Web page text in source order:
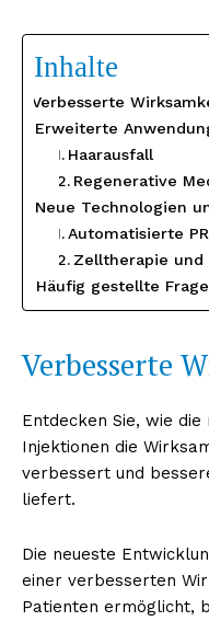
Inhalte
Verbesserte
Erweiterte
Haarausfall
Regenerative
Neue Technologien
Automatisierte
Zelltherapie und
Häufig gestellte
Verbesserte
Entdecken Sie, wie die
Injektionen die
verbessert und
liefert.
Die neueste
einer verbesserten
Patienten ermöglicht,